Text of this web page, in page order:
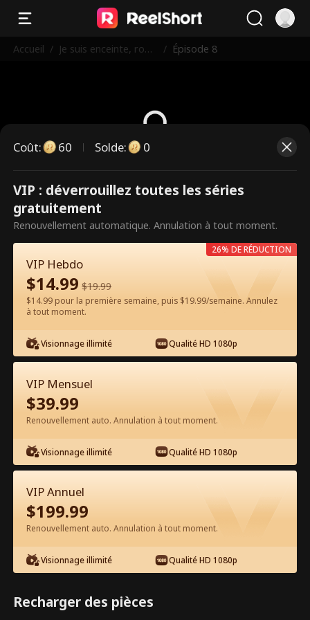
Accueil / Je suis enceinte, rom
/ Épisode 8
Ce sont des épisodes payants.
Débloquez pour regarder.
Débloquer maintenant
Regarder gratuitement sur l'App
Épisode 8 - Je suis enceinte, rompons
! Film complet
0-49 50-65 Tous les épisodes
8 12
4.2k 77.4k
Débloquages gratuits
Coût: 60 Solde: 0
VIP : déverrouillez toutes les séries
gratuitement
Renouvellement automatique. Annulation à tout moment.
VIP Hebdo
$14.99 $19.99
$14.99 pour la première semaine, puis $19.99/semaine. Annulez
à tout moment.
Visionnage illimité Qualité HD 1080p
26% DE RÉDUCTION
VIP Mensuel
$39.99
Renouvellement auto. Annulation à tout moment.
Visionnage illimité Qualité HD 1080p
VIP Annuel
$199.99
Renouvellement auto. Annulation à tout moment.
Visionnage illimité Qualité HD 1080p
Recharger des pièces